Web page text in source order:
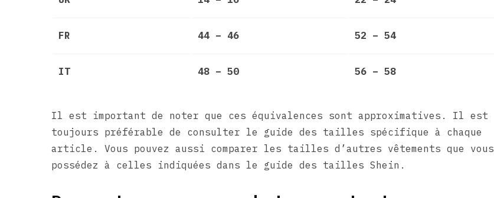
FR 44 – 46 52 – 54
IT 48 – 50 56 – 58
Il est important de noter que ces équivalences sont approximatives. Il est
toujours préférable de consulter le guide des tailles spécifique à chaque
article. Vous pouvez aussi comparer les tailles d’autres vêtements que vous
possédez à celles indiquées dans le guide des tailles Shein.